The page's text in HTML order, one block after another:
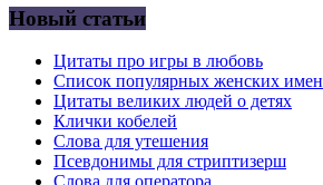
Новый статьи
Цитаты про игры в любовь
Список популярных женских имен
Цитаты великих людей о детях
Клички кобелей
Слова для утешения
Псевдонимы для стриптизерш